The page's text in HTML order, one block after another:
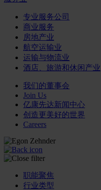
专业服务公司
商业服务
房地产业
航空运输业
运输与物流业
酒店、旅游和休闲产业
我们的董事会
Join Us
亿康先达新闻中心
创造更美好的世界
Careers
职能聚焦
行业类型